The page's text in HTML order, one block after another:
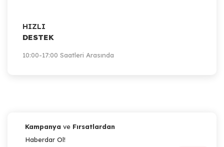
HIZLI
DESTEK
10:00-17:00 Saatleri Arasında
Kampanya ve Fırsatlardan
Haberdar Ol!